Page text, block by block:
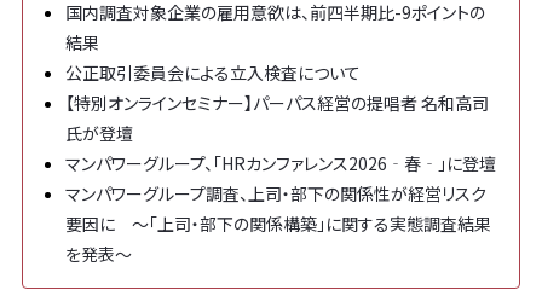
国内調査対象企業の雇用意欲は、前四半期比-9ポイントの
結果
公正取引委員会による立入検査について
【特別オンラインセミナー】パーパス経営の提唱者 名和高司
氏が登壇
マンパワーグループ、「HRカンファレンス2026‐春‐」に登壇
マンパワーグループ調査、上司・部下の関係性が経営リスク
要因に ～「上司・部下の関係構築」に関する実態調査結果
を発表～